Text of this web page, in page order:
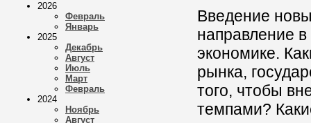
2026
Февраль
Январь
2025
Декабрь
Август
Июль
Март
Февраль
2024
Ноябрь
Август
Введение
направление
экономике.
рынка,
того, чтобы
темпами?